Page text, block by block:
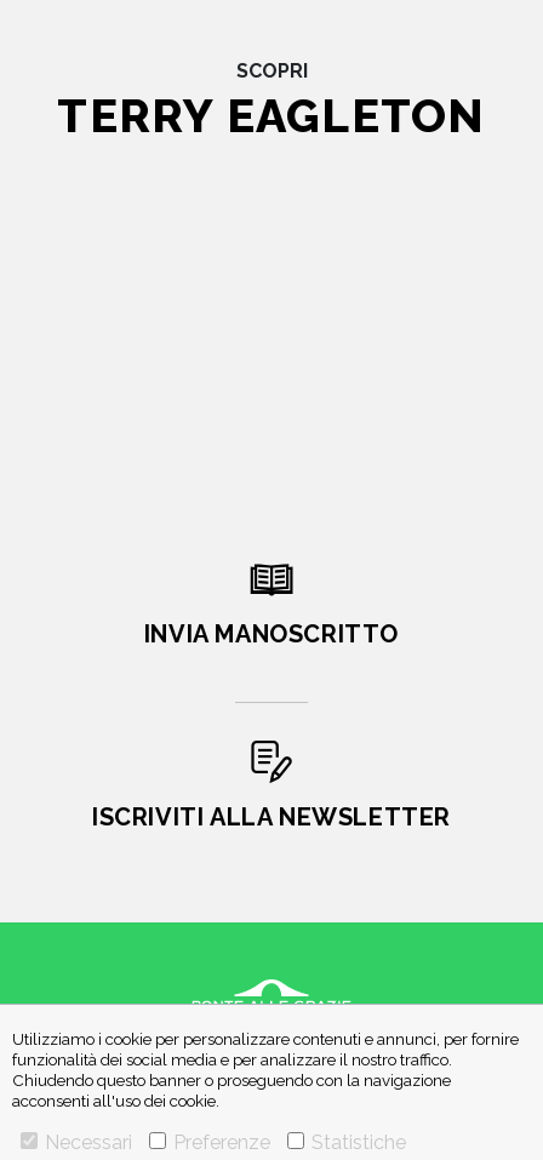
SCOPRI
TERRY EAGLETON
Utilizziamo i cookie per personalizzare contenuti e annunci, per fornire
funzionalità dei social media e per analizzare il nostro traffico.
Chiudendo questo banner o proseguendo con la navigazione
acconsenti all'uso dei cookie.
Necessari Preferenze Statistiche
INVIA MANOSCRITTO
ISCRIVITI ALLA NEWSLETTER
VIA GHERARDINI 10 - 20145 MILANO
E-MAIL:INFO@PONTEALLEGRAZIE.IT
TELEFONO0234597626
P. IVA12630510159